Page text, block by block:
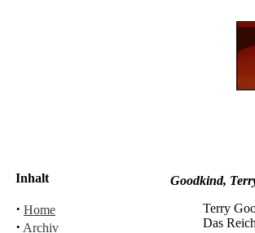
Inhalt
· Home
· Archiv
Goodkind,
Terry
Das